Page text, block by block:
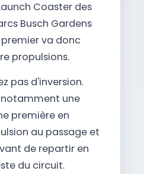
Coaster des
Busch Gardens
va donc
propulsions.
pas d'inversion.
une
première en
au passage et
de repartir en
du circuit.